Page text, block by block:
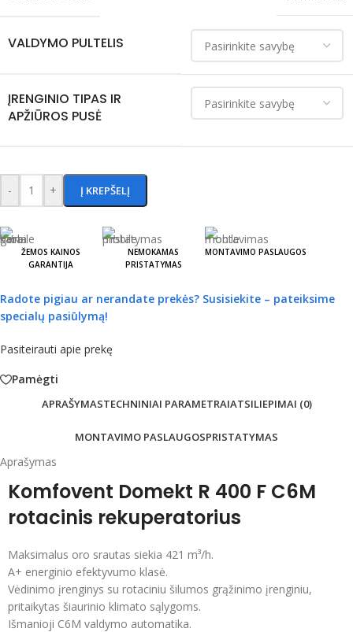
VALDYMO PULTELIS
ĮRENGINIO TIPAS IR
APŽIŪROS PUSĖ
- + Į KREPŠELĮ
ŽEMOS KAINOS
GARANTIJA
NEMOKAMAS
PRISTATYMAS
MONTAVIMO PASLAUGOS
Radote pigiau ar nerandate prekės? Susisiekite – pateiksime
specialų pasiūlymą!
Pasiteirauti apie prekę
Pamėgti
APRAŠYMASTECHNINIAI PARAMETRAIATSILIEPIMAI (0)
MONTAVIMO PASLAUGOSPRISTATYMAS
Aprašymas
Komfovent Domekt R 400 F C6M
rotacinis rekuperatorius
Maksimalus oro srautas siekia 421 m³/h.
A+ energinio efektyvumo klasė.
Vėdinimo įrenginys su rotaciniu šilumos grąžinimo įrenginiu,
pritaikytas šiaurinio klimato sąlygoms.
Išmanioji C6M valdymo automatika.